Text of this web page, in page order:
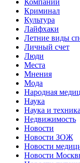
Криминал
Культура
Лайфхаки
Летние виды
Личный счет
Люди
Места
Мнения
Мода
Народная
Наука
Наука и техника
Недвижимость
Новости
Новости ЗОЖ
Новости
Новости